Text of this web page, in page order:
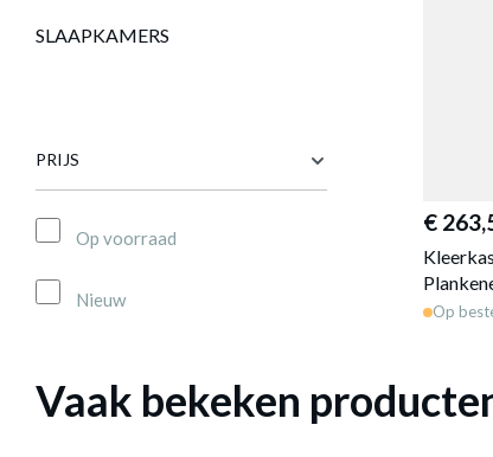
SLAAPKAMERS
PRIJS
Op voorraad
Nieuw
€
Op
Vaak bekeken